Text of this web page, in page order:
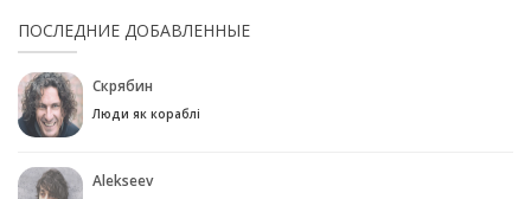
ПОСЛЕДНИЕ ДОБАВЛЕННЫЕ
Скрябин
Люди як кораблі
Alekseev